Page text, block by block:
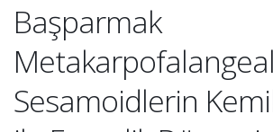
Başparmak
Metakarpofalangeal
Sesamoidlerin